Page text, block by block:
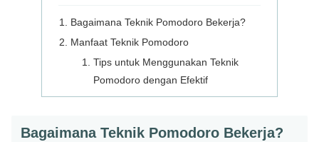
Bagaimana Teknik Pomodoro Bekerja?
Manfaat Teknik Pomodoro
Tips untuk Menggunakan Teknik
Pomodoro dengan Efektif
Bagaimana Teknik Pomodoro Bekerja?